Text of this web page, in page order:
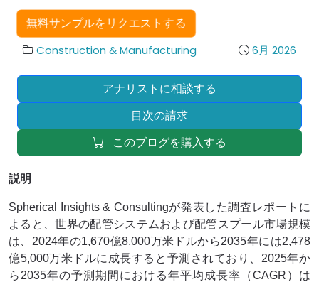
無料サンプルをリクエストする
Construction & Manufacturing 6月 2026
アナリストに相談する
目次の請求
このブログを購入する
説明
Spherical Insights & Consultingが発表した調査レポートに
よると、世界の配管システムおよび配管スプール市場規模
は、2024年の1,670億8,000万米ドルから2035年には2,478
億5,000万米ドルに成長すると予測されており、2025年か
ら2035年の予測期間における年平均成長率（CAGR）は